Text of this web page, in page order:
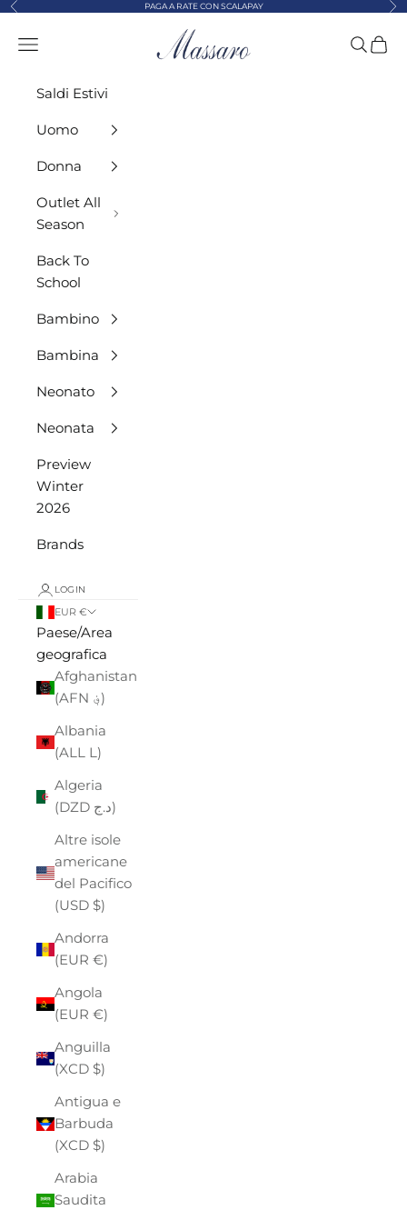
Vai al contenuto
Precedente PAGA A RATE CON SCALAPAY
MASSARO ABBIGLIAMENTO
Menù Cerca
Saldi Estivi
Uomo
Donna
Outlet All
Season
Back To
School
Bambino
Bambina
Neonato
Neonata
Preview
Winter
2026
Brands
LOGIN
EUR €
Paese/Area
geografica
Afghanistan
(AFN ؋)
Albania
(ALL L)
Algeria
(DZD د.ج)
Altre isole
americane
del Pacifico
(USD $)
Andorra
(EUR €)
Angola
(EUR €)
Anguilla
(XCD $)
Antigua e
Barbuda
(XCD $)
Arabia
Saudita